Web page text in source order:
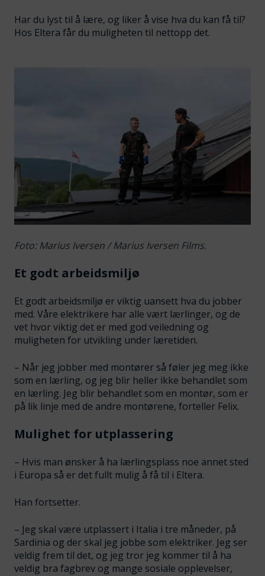
Har du lyst til å lære, og liker å vise hva du kan få til?
Hos Eltera får du muligheten til nettopp det.
Foto: Marius Iversen / Marius Iversen Films.
Et godt arbeidsmiljø
Et godt arbeidsmiljø er viktig uansett hva du jobber
med. Våre elektrikere har alle vært lærlinger, og de
vet hvor viktig det er med god veiledning og
muligheten for utvikling under læretiden.
– Når jeg jobber med montører så føler jeg meg ikke
som en lærling, og jeg blir heller ikke behandlet som
en lærling. Jeg blir behandlet som en montør, som er
på lik linje med de andre montørene, forteller Felix.
Mulighet for utplassering
– Hvis man ønsker å ha lærlingsplass noe annet sted
i Europa så er det fullt mulig å få til i Eltera.
Han fortsetter.
– Jeg skal være utplassert i Italia i tre måneder, på
Sardinia og der skal jeg jobbe som elektriker. Jeg ser
veldig frem til det, og jeg tror jeg kommer til å ha
veldig bra fagbrev og mange sosiale opplevelser,